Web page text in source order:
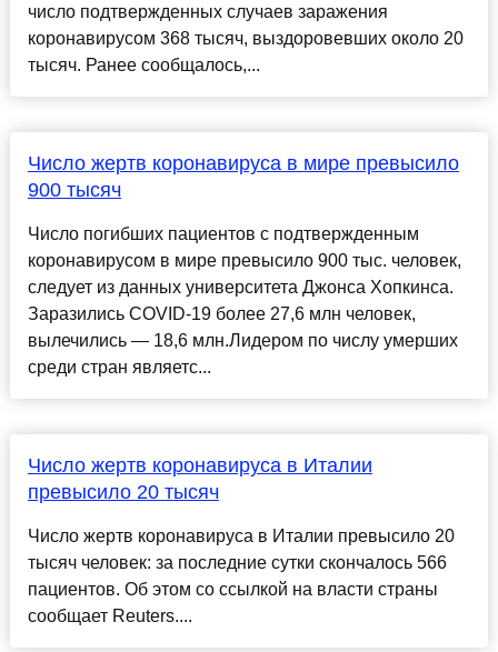
число подтвержденных случаев заражения
коронавирусом 368 тысяч, выздоровевших около 20
тысяч. Ранее сообщалось,...
Число жертв коронавируса в мире превысило
900 тысяч
Число погибших пациентов с подтвержденным
коронавирусом в мире превысило 900 тыс. человек,
следует из данных университета Джонса Хопкинса.
Заразились COVID-19 более 27,6 млн человек,
вылечились — 18,6 млн.Лидером по числу умерших
среди стран являетс...
Число жертв коронавируса в Италии
превысило 20 тысяч
Число жертв коронавируса в Италии превысило 20
тысяч человек: за последние сутки скончалось 566
пациентов. Об этом со ссылкой на власти страны
сообщает Reuters....